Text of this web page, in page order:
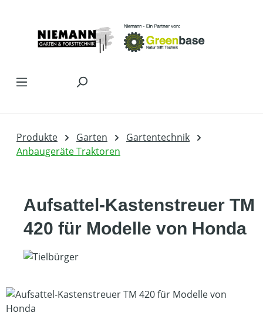
Produkte Garten
Gartentechnik
Anbaugeräte Traktoren
Aufsattel-Kastenstreuer TM
420 für Modelle von Honda
Bildergalerie überspringen